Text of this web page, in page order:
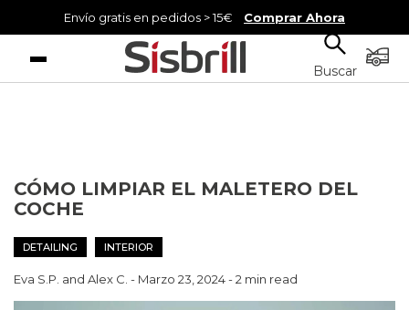
Envío gratis en pedidos > 15€ Comprar Ahora
Menú
Buscar
CÓMO LIMPIAR EL MALETERO DEL
COCHE
DETAILING INTERIOR
Eva S.P. and Alex C. - Marzo 23, 2024- 2 min read